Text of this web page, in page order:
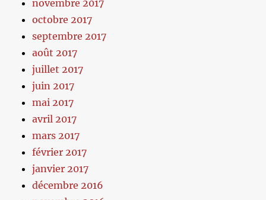
novembre 2017
octobre 2017
septembre 2017
août 2017
juillet 2017
juin 2017
mai 2017
avril 2017
mars 2017
février 2017
janvier 2017
décembre 2016